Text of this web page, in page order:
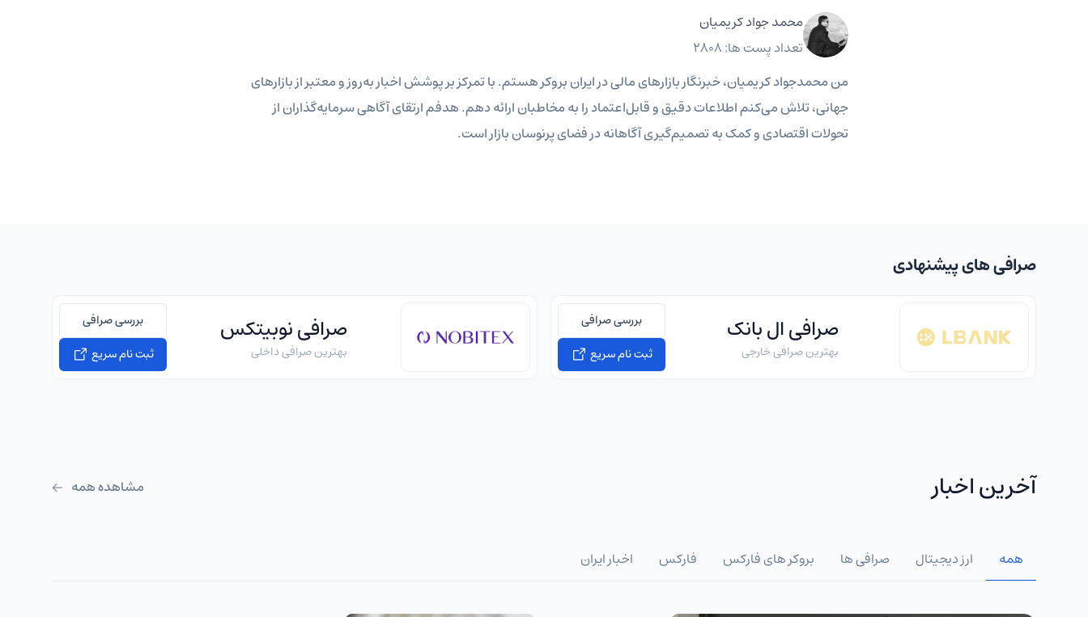
محمد جواد کریمیان
تعداد پست ها: 2808
من محمدجواد کریمیان، خبرنگار بازارهای مالی در ایران بروکر هستم. با تمرکز بر پوشش اخبار به‌روز و معتبر از بازارهای
جهانی، تلاش می‌کنم اطلاعات دقیق و قابل‌اعتماد را به مخاطبان ارائه دهم. هدفم ارتقای آگاهی سرمایه‌گذاران از
تحولات اقتصادی و کمک به تصمیم‌گیری آگاهانه در فضای پرنوسان بازار است.
صرافی های پیشنهادی
صرافی ال بانک
بهترین صرافی خارجی
بررسی صرافی
ثبت نام سریع
صرافی نوبیتکس
بهترین صرافی داخلی
بررسی صرافی
ثبت نام سریع
آخرین اخبار مشاهده همه
همه ارز دیجیتال صرافی ها بروکر های فارکس فارکس اخبار ایران